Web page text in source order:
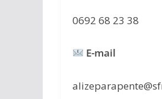
0692 68 23 38
E-mail